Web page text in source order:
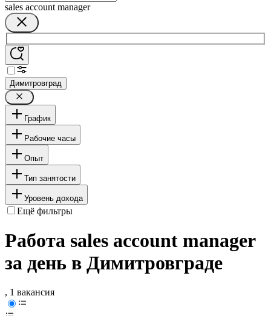
sales account manager
Димитровград
График
Рабочие часы
Опыт
Тип занятости
Уровень дохода
Ещё фильтры
Работа sales account manager
за день в Димитровграде
, 1 вакансия